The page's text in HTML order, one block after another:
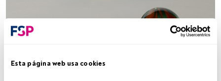
Esta página web usa cookies